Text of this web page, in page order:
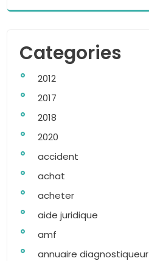
Categories
2012
2017
2018
2020
accident
achat
acheter
aide juridique
amf
annuaire diagnostiqueur